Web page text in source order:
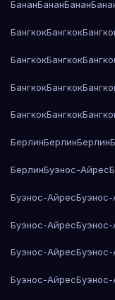
БананБананБанан
БангкокБангкок
БангкокБангкок
БангкокБангкок
БангкокБангкок
БерлинБерлинБерлин
БерлинБуэнос-Айрес
Буэнос-Айрес
Буэнос-Айрес
Буэнос-Айрес
Буэнос-Айрес